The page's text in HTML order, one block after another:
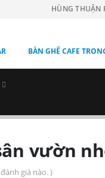
HÙNG THUẬN
BÀN GHẾ CAFE
vườn
giá nào. )